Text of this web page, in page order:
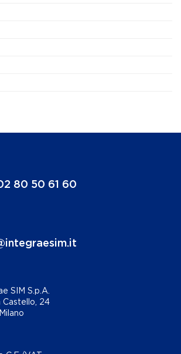
80 50 61 60
SIM S.p.A.
Castello, 24